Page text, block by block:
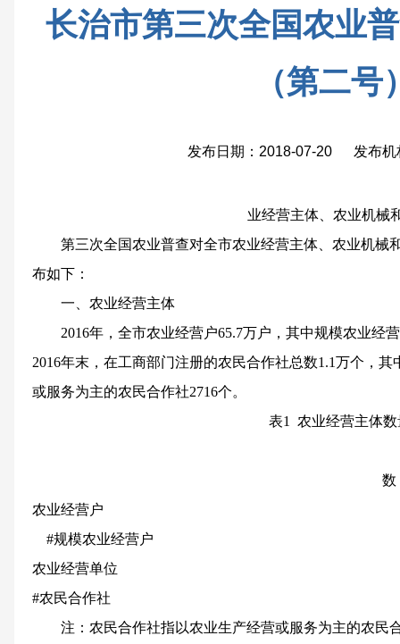
长治市第三次全国农业
（第二号
发布日期：2018-07-20 发布机
业经营主体、农业机械
第三次全国农业普查对全市农业经营主体、农业机械
布如下：
一、农业经营主体
2016年，全市农业经营户65.7万户，其中规模农业经
2016年末，在工商部门注册的农民合作社总数1.1万个，其
或服务为主的农民合作社2716个。
表1 农业经营主体数
数
农业经营户
#规模农业经营户
农业经营单位
#农民合作社
注：农民合作社指以农业生产经营或服务为主的农民